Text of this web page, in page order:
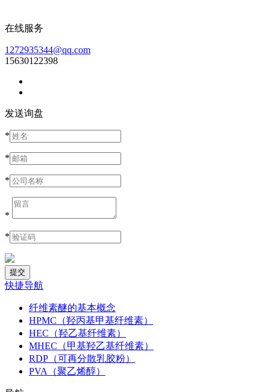
在线服务
1272935344@qq.com
15630122398
发送询盘
*
*
*
*
*
快捷导航
纤维素醚的基本概念
HPMC（羟丙基甲基纤维素）
HEC（羟乙基纤维素）
MHEC（甲基羟乙基纤维素）
RDP（可再分散乳胶粉）
PVA（聚乙烯醇）